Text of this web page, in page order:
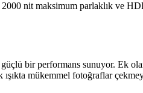
nit maksimum parlaklık ve
bir performans sunuyor. Ek
mükemmel fotoğraflar